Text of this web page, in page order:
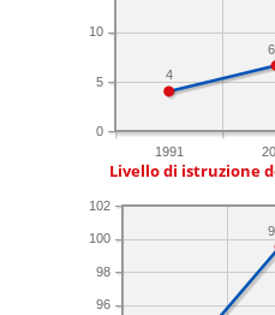
1991
0
5
10
4
Livello di istruzione
96
98
100
102